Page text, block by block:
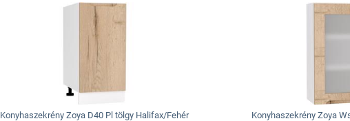
Konyhaszekrény Zoya D40 Pl tölgy Halifax/Fehér Konyhaszekrény Zoya